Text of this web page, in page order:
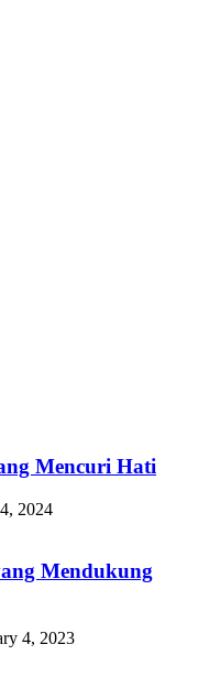
Mencuri Hati
2024
Mendukung
4, 2023